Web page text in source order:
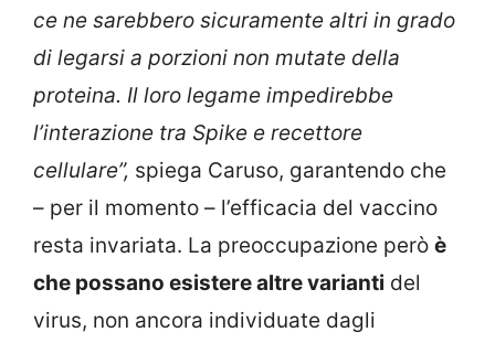
ce ne sarebbero sicuramente altri in grado
di legarsi a porzioni non mutate della
proteina. Il loro legame impedirebbe
l’interazione tra Spike e recettore
cellulare”, spiega Caruso, garantendo che
– per il momento – l’efficacia del vaccino
resta invariata. La preoccupazione però è
che possano esistere altre varianti del
virus, non ancora individuate dagli